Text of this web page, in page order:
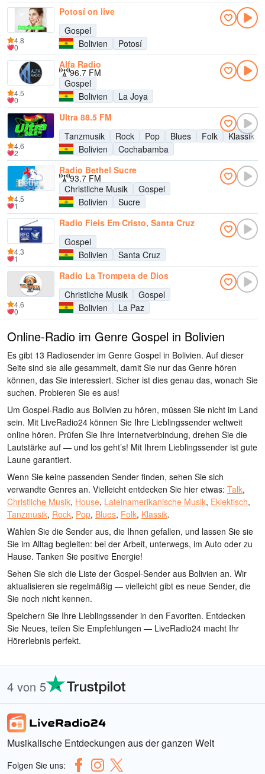
Potosí on live
Gospel
Bolivien
Potosí
4.8
0
Alfa Radio
96.7 FM
Gospel
Bolivien
La Joya
4.5
0
Ultra 88.5 FM
Tanzmusik
Rock Pop Blues Folk
Klassik
Bolivien
Cochabamba
4.6
2
Radio Bethel Sucre
93.7 FM
Christliche Musik
Gospel
Bolivien
Sucre
4.5
1
Radio Fieis Em Cristo, Santa Cruz
Gospel
Bolivien
Santa Cruz
4.3
1
Radio La Trompeta de Dios
Christliche Musik
Gospel
Bolivien
La Paz
4.6
0
Online-Radio im Genre Gospel in Bolivien
Es gibt 13 Radiosender im Genre Gospel in Bolivien. Auf dieser
Seite sind sie alle gesammelt, damit Sie nur das Genre hören
können, das Sie interessiert. Sicher ist dies genau das, wonach Sie
suchen. Probieren Sie es aus!
Um Gospel-Radio aus Bolivien zu hören, müssen Sie nicht im Land
sein. Mit LiveRadio24 können Sie Ihre Lieblingssender weltweit
online hören. Prüfen Sie Ihre Internetverbindung, drehen Sie die
Lautstärke auf — und los geht’s! Mit Ihrem Lieblingssender ist gute
Laune garantiert.
Wenn Sie keine passenden Sender finden, sehen Sie sich
verwandte Genres an. Vielleicht entdecken Sie hier etwas: Talk,
Christliche Musik, House, Lateinamerikanische Musik, Eklektisch,
Tanzmusik, Rock, Pop, Blues, Folk, Klassik.
Wählen Sie die Sender aus, die Ihnen gefallen, und lassen Sie sie
Sie im Alltag begleiten: bei der Arbeit, unterwegs, im Auto oder zu
Hause. Tanken Sie positive Energie!
Sehen Sie sich die Liste der Gospel-Sender aus Bolivien an. Wir
aktualisieren sie regelmäßig — vielleicht gibt es neue Sender, die
Sie noch nicht kennen.
Speichern Sie Ihre Lieblingssender in den Favoriten. Entdecken
Sie Neues, teilen Sie Empfehlungen — LiveRadio24 macht Ihr
Hörerlebnis perfekt.
4 von 5
Musikalische Entdeckungen aus der ganzen Welt
Folgen Sie uns: